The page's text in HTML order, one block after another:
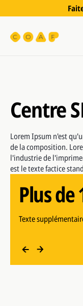
Centre
Lorem Ipsum n'est
de la composition.
l'industrie de
est le texte factice
Plus de
Plus de
Plus de
Plus de
Plus de
Plus de
Texte
Texte
Texte
Texte supplémentaire